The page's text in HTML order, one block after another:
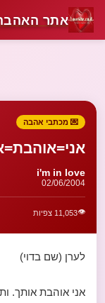
אתר
💌 מכתבי אהבה
i'm in love
02/06/2004
👁️11,053 צפיות
לערן (שם בדוי)
אני אוהבת אותך.